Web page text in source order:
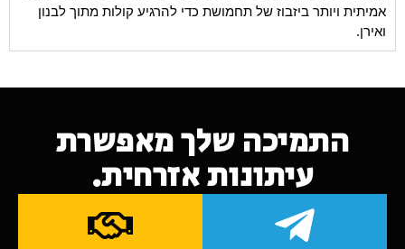
אמיתית ויותר ביזבוז של תחמושת כדי להרגיע קולות מתוך לבנון
ואירן.
התמיכה שלך מאפשרת
עיתונות אזרחית.